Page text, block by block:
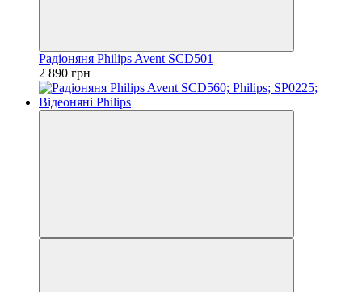
Радіоняня Philips Avent SCD501
2 890 грн